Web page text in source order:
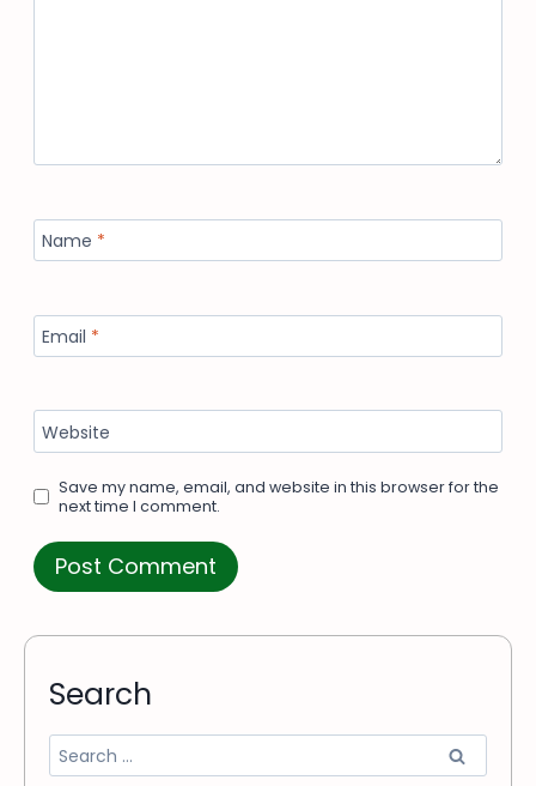
Name *
Email *
Website
Save my name, email, and website in this browser for the
next time I comment.
Search